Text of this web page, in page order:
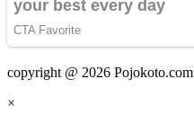
copyright @ 2026 Pojokoto.com
×